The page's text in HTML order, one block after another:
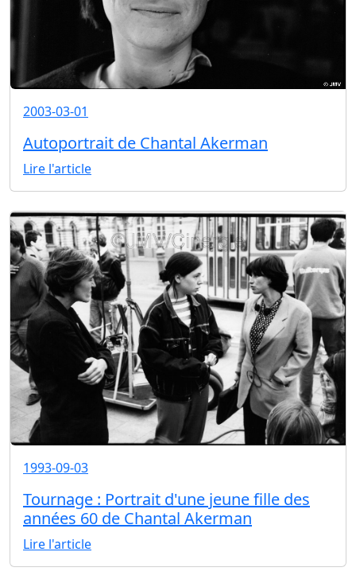
2003-03-01
Autoportrait de Chantal Akerman
Lire l'article
1993-09-03
Tournage : Portrait d'une jeune fille des
années 60 de Chantal Akerman
Lire l'article